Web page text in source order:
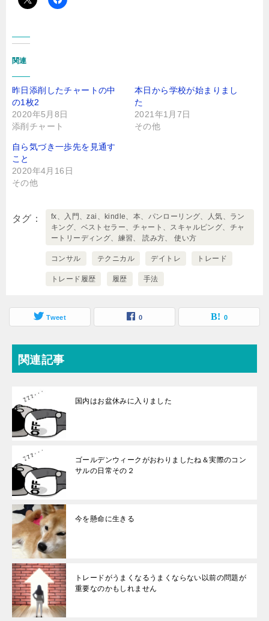
関連
昨日添削したチャートの中
の1枚2
2020年5月8日
添削チャート
本日から学校が始まりまし
た
2021年1月7日
その他
自ら気づき一歩先を見通す
こと
2020年4月16日
その他
タグ
fx、入門、zai、kindle、本、パンローリング、人気、ラン
キング、ベストセラー、チャート、スキャルピング、チャ
ートリーディング、練習、 読み方、 使い方
コンサル テクニカル デイトレ トレード
トレード履歴 履歴 手法
Tweet 0 0
関連記事
国内はお盆休みに入りました
ゴールデンウィークがおわりましたね＆実際のコン
サルの日常その２
今を懸命に生きる
トレードがうまくなるうまくならない以前の問題が
重要なのかもしれません